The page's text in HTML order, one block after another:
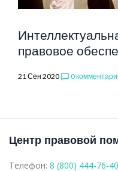
правовое
21 Сен 2020 chat_bubble_outline 0
Центр правовой
Телефон: 8 (800) 444-76-40